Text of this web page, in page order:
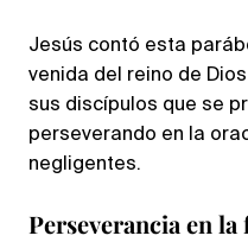
Jesús contó esta
venida del reino de
sus discípulos que se
perseverando en la
negligentes.
Perseverancia en la